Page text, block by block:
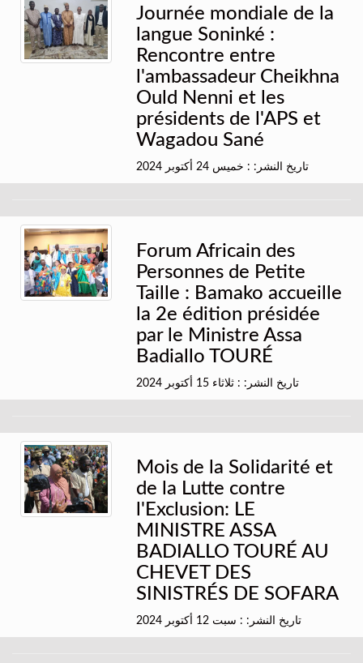
Journée mondiale de la
langue Soninké :
Rencontre entre
l'ambassadeur Cheikhna
Ould Nenni et les
présidents de l'APS et
Wagadou Sané
تاريخ النشر: : خميس 24 أكتوبر 2024
Forum Africain des
Personnes de Petite
Taille : Bamako accueille
la 2e édition présidée
par le Ministre Assa
Badiallo TOURÉ
تاريخ النشر: : ثلاثاء 15 أكتوبر 2024
Mois de la Solidarité et
de la Lutte contre
l'Exclusion: LE
MINISTRE ASSA
BADIALLO TOURÉ AU
CHEVET DES
SINISTRÉS DE SOFARA
تاريخ النشر: : سبت 12 أكتوبر 2024